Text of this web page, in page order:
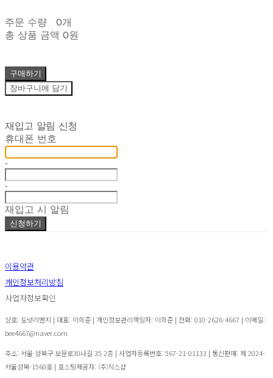
주문 수량
0개
총 상품 금액 0원
구매하기
장바구니에 담기
재입고 알림 신청
휴대폰 번호
-
-
재입고 시 알림
신청하기
이용약관
개인정보처리방침
사업자정보확인
상호: 도넛리벤지 | 대표: 이희준 | 개인정보관리책임자: 이희준 | 전화: 010-2626-4667 | 이메일:
bee4667@naver.com
주소: 서울 성북구 보문로30나길 35 2층 | 사업자등록번호: 567-21-01133 | 통신판매: 제 2024-
서울성북-1560호 | 호스팅제공자: (주)식스샵